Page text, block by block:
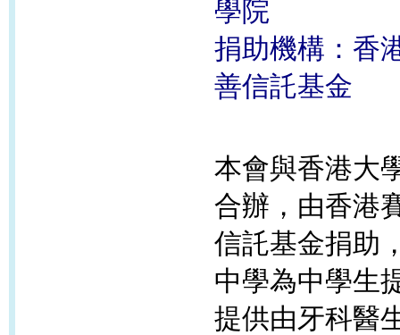
學院
捐助機構：香
善信託基金
本會與香港大
合辦，由香港
信託基金捐助
中學為中學生
提供由牙科醫